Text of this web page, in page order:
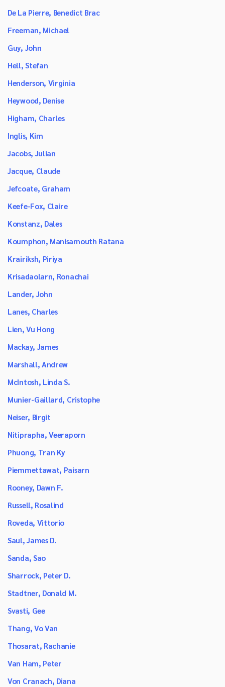
De La Pierre, Benedict Brac
Freeman, Michael
Guy, John
Hell, Stefan
Henderson, Virginia
Heywood, Denise
Higham, Charles
Inglis, Kim
Jacobs, Julian
Jacque, Claude
Jefcoate, Graham
Keefe-Fox, Claire
Konstanz, Dales
Koumphon, Manisamouth Ratana
Krairiksh, Piriya
Krisadaolarn, Ronachai
Lander, John
Lanes, Charles
Lien, Vu Hong
Mackay, James
Marshall, Andrew
McIntosh, Linda S.
Munier-Gaillard, Cristophe
Neiser, Birgit
Nitiprapha, Veeraporn
Phuong, Tran Ky
Piemmettawat, Paisarn
Rooney, Dawn F.
Russell, Rosalind
Roveda, Vittorio
Saul, James D.
Sanda, Sao
Sharrock, Peter D.
Stadtner, Donald M.
Svasti, Gee
Thang, Vo Van
Thosarat, Rachanie
Van Ham, Peter
Von Cranach, Diana